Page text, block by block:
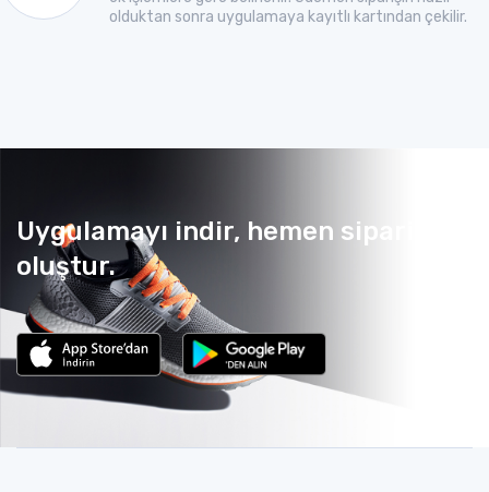
olduktan sonra uygulamaya kayıtlı kartından çekilir.
Uygulamayı indir, hemen sipariş
oluştur.